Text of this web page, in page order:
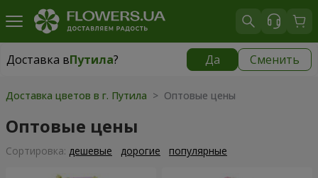
Доставка вПутила? Да Сменить
Доставка вПутила|
Доставка цветов в г. Путила > Оптовые цены
Оптовые цены
Cортировка: дешевые дорогие популярные